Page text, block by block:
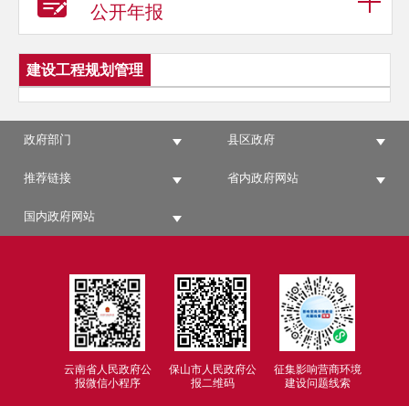
公开年报
建设工程规划管理
政府部门 县区政府
推荐链接 省内政府网站
国内政府网站
云南省人民政府公
报微信小程序
保山市人民政府公
报二维码
征集影响营商环境
建设问题线索